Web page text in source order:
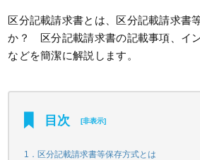
区分記載請求書とは、区分記載請求書
か？ 区分記載請求書の記載事項、イ
などを簡潔に解説します。
目次 [非表示]
1．区分記載請求書等保存方式とは